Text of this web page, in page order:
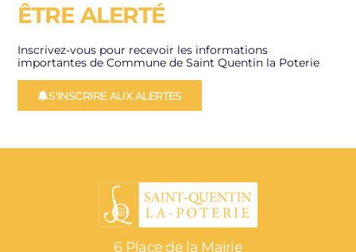
ÊTRE ALERTÉ
Inscrivez-vous pour recevoir les informations
importantes de Commune de Saint Quentin la Poterie
S'INSCRIRE AUX ALERTES
6 Place de la Mairie